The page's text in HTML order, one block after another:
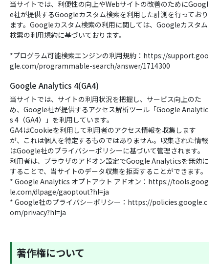
当サイトでは、利便性の向上やWebサイトの改善のためにGoogl
e社が提供するGoogleカスタム検索を利用した計測を行っており
ます。Googleカスタム検索の利用に関しては、Googleカスタム
検索の利用規約に基づいております。
*プログラム可能検索エンジンの利用規約：https://support.goo
gle.com/programmable-search/answer/1714300
Google Analytics 4(GA4)
当サイトでは、サイトの利用状況を把握し、サービス向上のた
め、Google社が提供するアクセス解析ツール「Google Analytic
s 4（GA4）」を利用しています。
GA4はCookieを利用して利用者のアクセス情報を収集します
が、これは個人を特定するものではありません。収集された情報
はGoogle社のプライバシーポリシーに基づいて管理されます。
利用者は、ブラウザのアドオン設定でGoogle Analyticsを無効に
することで、当サイトのデータ収集を拒否することができます。
* Google Analytics オプトアウト アドオン：https://tools.goog
le.com/dlpage/gaoptout?hl=ja
* Google社のプライバシーポリシー：https://policies.google.c
om/privacy?hl=ja
著作権について